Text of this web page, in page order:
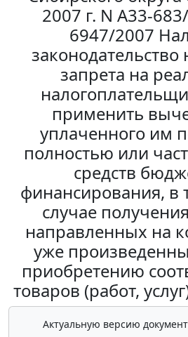
2007 г. N А33-
6947/2007
законодательство
запрета на
применить
уплаченного им
полностью или
средств
финансирования, в
случае
направленных на
уже
приобретению
товаров (работ,
Актуальную версию